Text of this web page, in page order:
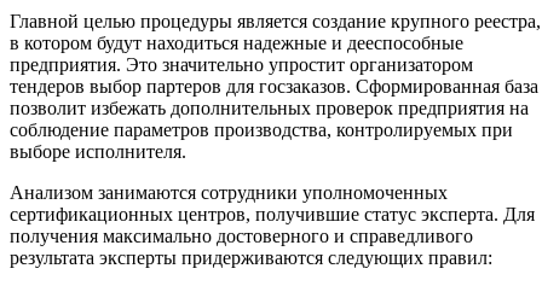
Главной целью процедуры является создание крупного реестра,
в котором будут находиться надежные и дееспособные
предприятия. Это значительно упростит организатором
тендеров выбор партеров для госзаказов. Сформированная база
позволит избежать дополнительных проверок предприятия на
соблюдение параметров производства, контролируемых при
выборе исполнителя.
Анализом занимаются сотрудники уполномоченных
сертификационных центров, получившие статус эксперта. Для
получения максимально достоверного и справедливого
результата эксперты придерживаются следующих правил: